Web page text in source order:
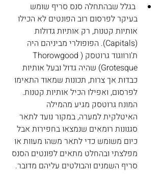
בגלל שבהתחלה סנס סריף שומש
בעיקר לפרסום רוב הפונטים לא הכילו
אותיות קטנות, רק אותיות גדולות
(Capitals). הפופולרי מביניהם היה
ת'ורווגוד גרוטסק (Thorowgood
Grotesque) שהיה גדול ובעל אותיות
כבדות אך צרות, תכונות שמאוד התאימו
לפרסום, ואפילו הכיל אותיות קטנות.
המונח גרוטסק מגיע מהמילה
האיטלקית למערה, במקור נועד לתאר
סגנונות רומאים שנמצאו בחפירות אבל
כיום משומש כדי לתאר משהו מעוות או
מפלצתי ובהחלט מתאים לפונטים הסנס
סריף השמנים והבולטים עליהם מדובר.